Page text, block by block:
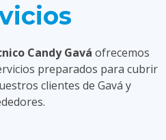
Candy Gavá ofrecemos
preparados para cubrir
clientes de Gavá y